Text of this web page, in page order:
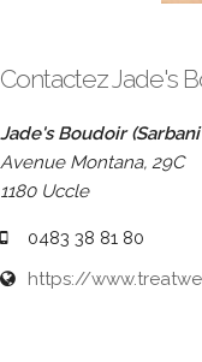
Contactez Jade's
Jade's Boudoir (Sarbani
Avenue Montana, 29C
1180 Uccle
0483 38 81 80
https://